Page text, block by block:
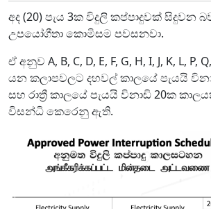
අද (20) පැය 3ක විදුලි කප්පාදුවක් සිදුවන
උපයෝගීතා කොමිසම පවසනවා.
ඒ අනුව A, B, C, D, E, F, G, H, I, J, K, L, P,
යන කලාපවලට දහවල් කාලයේ පැයයි
සහ රාත්‍රී කාලයේ පැයයි විනාඩි 20ක
විසන්ධි කෙරෙනු ඇති.